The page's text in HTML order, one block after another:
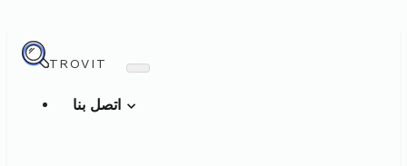
TROVIT